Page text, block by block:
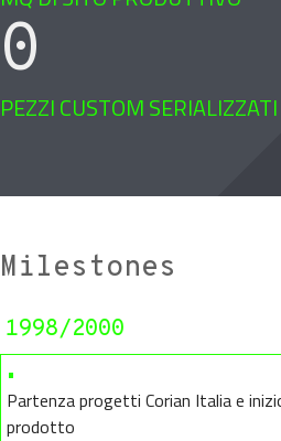
0
PEZZI CUSTOM SERIALIZZATI
Milestones
1998/2000
•
Partenza progetti Corian Italia e
prodotto